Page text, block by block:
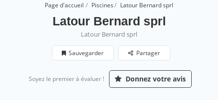
Page d'accueil Piscines Latour Bernard sprl
Latour Bernard sprl
Latour Bernard sprl
Sauvegarder Partager
Soyez le premier à évaluer ! Donnez votre avis